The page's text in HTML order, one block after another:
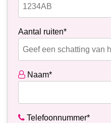
Aantal ruiten*
Naam*
Telefoonnummer*